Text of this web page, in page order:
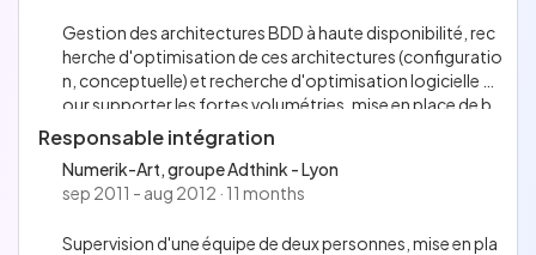
Gestion des architectures BDD à haute disponibilité, rec
herche d'optimisation de ces architectures (configuratio
n, conceptuelle) et recherche d'optimisation logicielle p
our supporter les fortes volumétries, mise en place de b
onnes pratiques de développement.
Responsable intégration
Numerik-Art, groupe Adthink - Lyon
sep 2011 - aug 2012 · 11 months
Supervision d'une équipe de deux personnes, mise en pla